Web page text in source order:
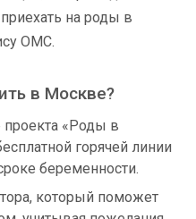
на роды в
ОМС.
в Москве?
проекта «Роды в
горячей линии
беременности.
который поможет